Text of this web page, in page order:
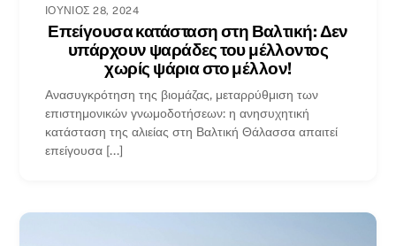
ΙΟΎΝΙΟΣ 28, 2024
Επείγουσα κατάσταση στη Βαλτική: Δεν
υπάρχουν ψαράδες του μέλλοντος
χωρίς ψάρια στο μέλλον!
Ανασυγκρότηση της βιομάζας, μεταρρύθμιση των
επιστημονικών γνωμοδοτήσεων: η ανησυχητική
κατάσταση της αλιείας στη Βαλτική Θάλασσα απαιτεί
επείγουσα [...]